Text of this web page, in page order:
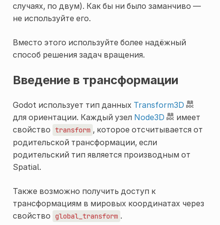
случаях, по двум). Как бы ни было заманчиво —
не используйте его.
Вместо этого используйте более надёжный
способ решения задач вращения.
Введение в трансформации
Godot использует тип данных Transform3D
для ориентации. Каждый узел Node3D
имеет
свойство transform , которое отсчитывается от
родительской трансформации, если
родительский тип является производным от
Spatial.
Также возможно получить доступ к
трансформациям в мировых координатах через
свойство
global_transform .